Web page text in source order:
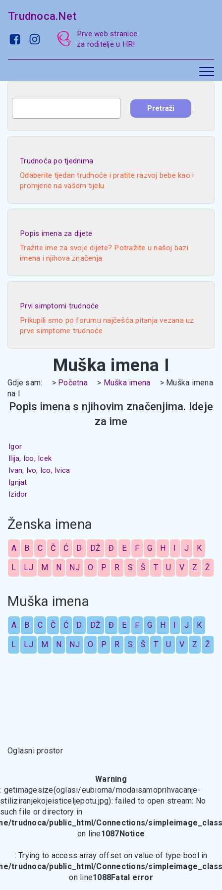
Trudnoca.Net
Prve web stranice
za roditelje u HR!
Trudnoća po tjednima
Odaberite tjedan trudnoće i pratite razvoj bebe kao i
promjene na vašem tijelu
Popis imena za dijete
Tražite ime za svoje dijete? Potražite u našoj bazi
imena i njihova značenja
Prvi simptomi trudnoće
Prikupili smo po forumu najčešća pitanja vezana uz
prve simptome trudnoće
Muška imena I
Gdje sam: Početna Muška imena
Muška imena
na I
Popis imena s njihovim značenjima. Ideje
za ime
Igor
Ilija, Ico, Icek
Ivan, Ivo, Ico, Ivica
Ignjat
Izidor
Ženska imena
A B C Č Ć D DŽ Đ E F G H I J K
L LJ M N NJ O P R S Š T U V Z Ž
Muška imena
A B C Č Ć D DŽ Đ E F G H I J K
L LJ M N NJ O P R S Š T U V Z Ž
Oglasni prostor
Warning
: getimagesize(oglasi/eubioma/modaisamoprihvacanje-
stiliziranjekojeisticeljepotu.jpg): failed to open stream: No
such file or directory in
trudnoca/public_html/Connections/
on line1087Notice
: Trying to access array offset on value of type bool in
trudnoca/public_html/Connections/
on line1088Fatal error